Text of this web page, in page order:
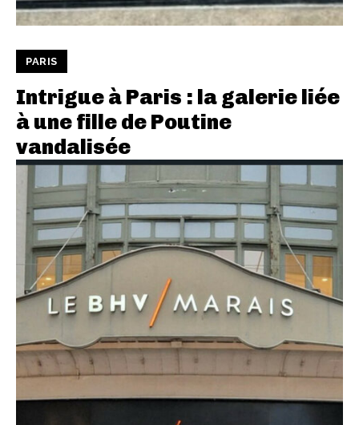
PARIS
Intrigue à Paris : la galerie liée
à une fille de Poutine
vandalisée